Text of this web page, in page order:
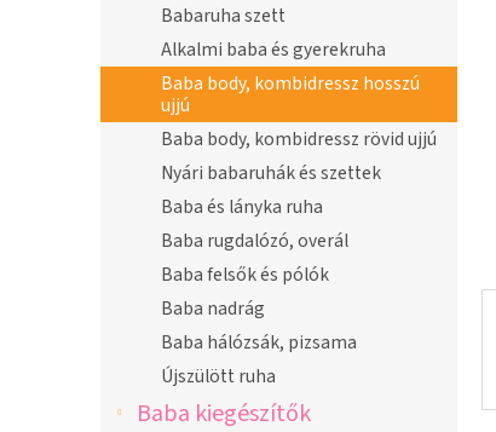
l
Babaruha szett
Alkalmi baba és gyerekruha
Baba body, kombidressz hosszú
ujjú
Baba body, kombidressz rövid ujjú
Nyári babaruhák és szettek
Baba és lányka ruha
Baba rugdalózó, overál
Baba felsők és pólók
Baba nadrág
Baba hálózsák, pizsama
Újszülött ruha
Baba kiegészítők